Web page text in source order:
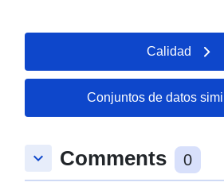
Calidad
Conjuntos de datos
keyboard_arrow_down Comments 0